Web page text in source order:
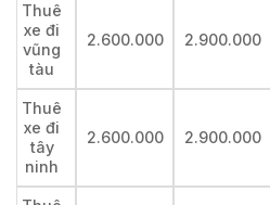
Thuê
xe đi
vũng
tàu
2.600.000 2.900.000
Thuê
xe đi
tây
ninh
2.600.000 2.900.000